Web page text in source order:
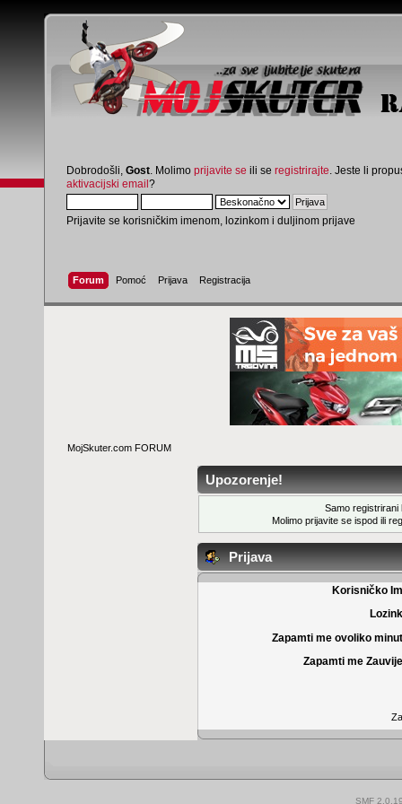
Dobrodošli, Gost . Molimo prijavite se ili se registrirajte . Jeste li
aktivacijski email?
Prijavite se korisničkim imenom, lozinkom i duljinom prijave
Forum Pomoć Prijava Registracija
MojSkuter.com FORUM
Upozorenje!
Samo registrirani
Molimo prijavite se ispod ili
Prijava
Korisničko
Zapamti me ovoliko
Zapamti me
SMF